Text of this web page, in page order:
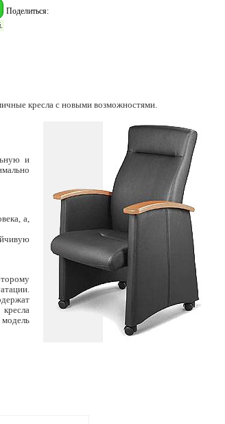
Поделиться:
кресла с новыми возможностями.
и
а,